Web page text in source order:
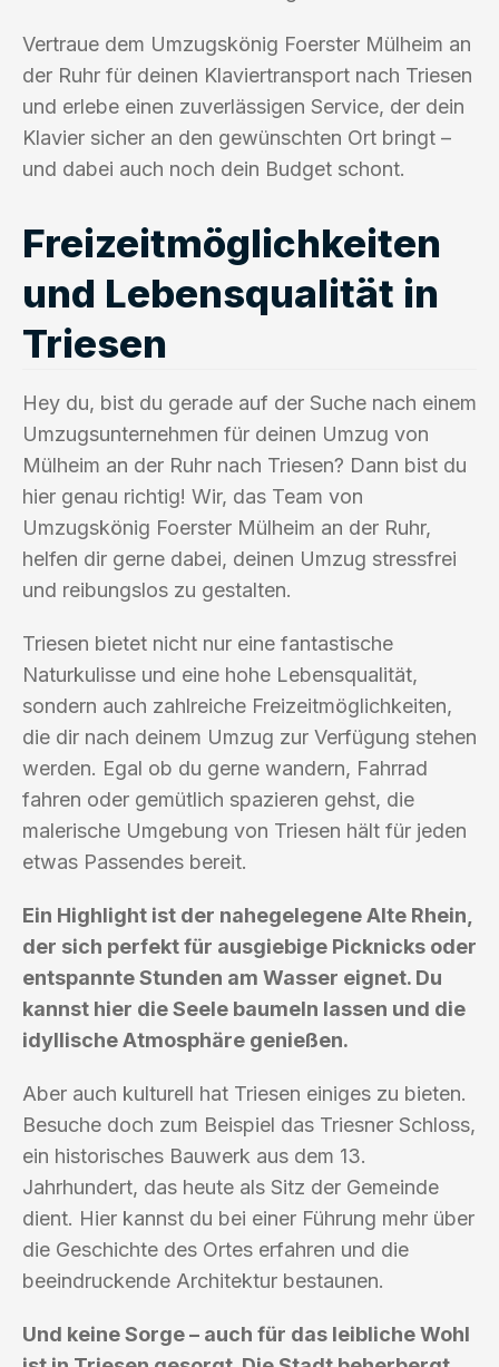
Vertraue dem Umzugskönig Foerster Mülheim an
der Ruhr für deinen Klaviertransport nach Triesen
und erlebe einen zuverlässigen Service, der dein
Klavier sicher an den gewünschten Ort bringt –
und dabei auch noch dein Budget schont.
Freizeitmöglichkeiten
und Lebensqualität in
Triesen
Hey du, bist du gerade auf der Suche nach einem
Umzugsunternehmen für deinen Umzug von
Mülheim an der Ruhr nach Triesen? Dann bist du
hier genau richtig! Wir, das Team von
Umzugskönig Foerster Mülheim an der Ruhr,
helfen dir gerne dabei, deinen Umzug stressfrei
und reibungslos zu gestalten.
Triesen bietet nicht nur eine fantastische
Naturkulisse und eine hohe Lebensqualität,
sondern auch zahlreiche Freizeitmöglichkeiten,
die dir nach deinem Umzug zur Verfügung stehen
werden. Egal ob du gerne wandern, Fahrrad
fahren oder gemütlich spazieren gehst, die
malerische Umgebung von Triesen hält für jeden
etwas Passendes bereit.
Ein Highlight ist der nahegelegene Alte Rhein,
der sich perfekt für ausgiebige Picknicks oder
entspannte Stunden am Wasser eignet. Du
kannst hier die Seele baumeln lassen und die
idyllische Atmosphäre genießen.
Aber auch kulturell hat Triesen einiges zu bieten.
Besuche doch zum Beispiel das Triesner Schloss,
ein historisches Bauwerk aus dem 13.
Jahrhundert, das heute als Sitz der Gemeinde
dient. Hier kannst du bei einer Führung mehr über
die Geschichte des Ortes erfahren und die
beeindruckende Architektur bestaunen.
Und keine Sorge – auch für das leibliche Wohl